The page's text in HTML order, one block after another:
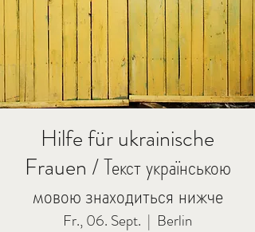
Hilfe für ukrainische
Frauen / Текст українською
мовою знаходиться нижче
Fr., 06. Sept.
  |
Berlin